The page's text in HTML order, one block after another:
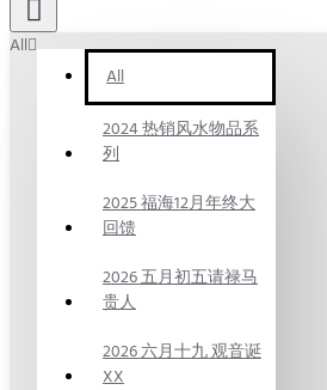
All
All
2024 热销风水物品系
列
2025 福海12月年终大
回馈
2026 五月初五请禄马
贵人
2026 六月十九 观音诞
XX